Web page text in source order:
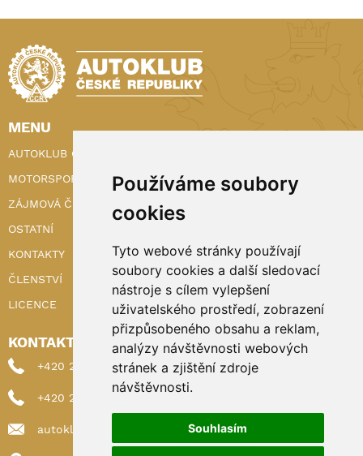
Používáme soubory
cookies
Tyto webové stránky používají
soubory cookies a další sledovací
nástroje s cílem vylepšení
uživatelského prostředí, zobrazení
přizpůsobeného obsahu a reklam,
analýzy návštěvnosti webových
stránek a zjištění zdroje
návštěvnosti.
Souhlasím
MENU
AUTOKLUB ČR
MOTORSPORT
ZÁJMOVÁ ČINNOST
OSTATNÍ
KONTAKTY
ČLENSTVÍ
LICENCE
KONTAKTY
+420 222 898 224 (sekretariat)
+420 222 898 221 (členství)
autoklub@autoklub.cz